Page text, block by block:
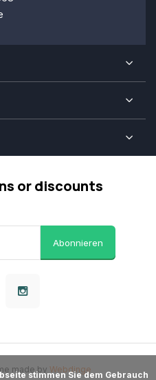
or discounts
Abonnieren
made by Webdinge